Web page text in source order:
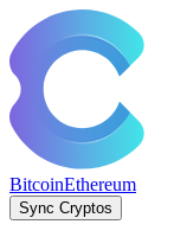
BitcoinEthereum
Sync Cryptos